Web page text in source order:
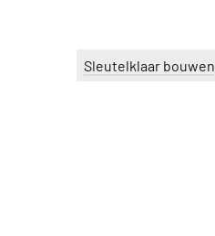
Sleutelklaar bouwen